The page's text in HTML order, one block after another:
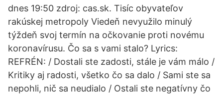
dnes 19:50 zdroj: cas.sk. Tisíc obyvateľov
rakúskej metropoly Viedeň nevyužilo minulý
týždeň svoj termín na očkovanie proti novému
koronavírusu. Čo sa s vami stalo? Lyrics:
REFRÉN: / Dostali ste zadosti, stále je vám málo /
Kritiky aj radosti, všetko čo sa dalo / Sami ste sa
nepohli, nič sa neudialo / Ostali ste negatívny čo